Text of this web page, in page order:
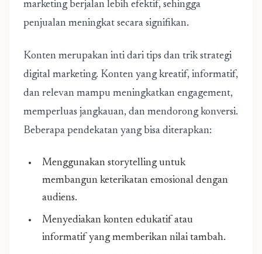
marketing berjalan lebih efektif, sehingga
penjualan meningkat secara signifikan.
Konten merupakan inti dari tips dan trik strategi
digital marketing. Konten yang kreatif, informatif,
dan relevan mampu meningkatkan engagement,
memperluas jangkauan, dan mendorong konversi.
Beberapa pendekatan yang bisa diterapkan:
Menggunakan storytelling untuk
membangun keterikatan emosional dengan
audiens.
Menyediakan konten edukatif atau
informatif yang memberikan nilai tambah.